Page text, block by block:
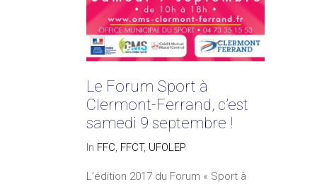
Le Forum Sport à
Clermont-Ferrand, c’est
samedi 9 septembre !
In FFC, FFCT, UFOLEP
L’édition 2017 du Forum « Sport à